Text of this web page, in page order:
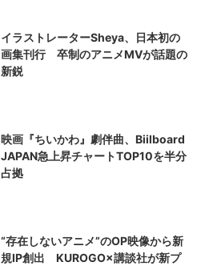
イラストレーターSheya、日本初の
画集刊行 卒制のアニメMVが話題の
新鋭
映画『ちいかわ』劇伴曲、Biilboard
JAPAN急上昇チャートTOP10を半分
占拠
“存在しないアニメ”のOP映像から新
規IP創出 KUROGO×講談社が新プ